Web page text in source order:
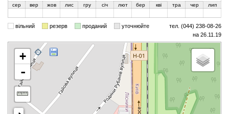
сер
вер жов лис гру січ лют бер кві тра чер лип
вільний резерв проданий уточнюйте
тел. (044) 238-08-26
на 26.11.19
+
-